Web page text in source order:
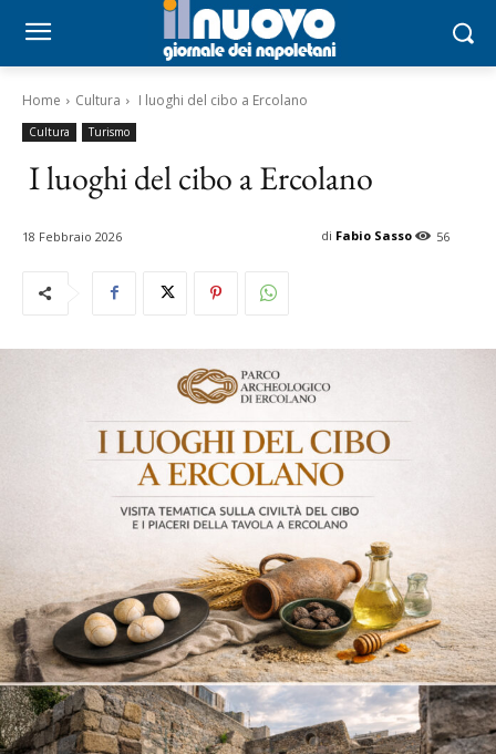
Home Cultura I luoghi del cibo a Ercolano
Cultura Turismo
I luoghi del cibo a Ercolano
18 Febbraio 2026 56
di Fabio Sasso